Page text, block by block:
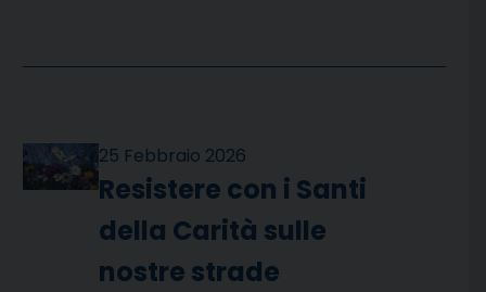
25 Febbraio 2026
Resistere con i Santi
della Carità sulle
nostre strade